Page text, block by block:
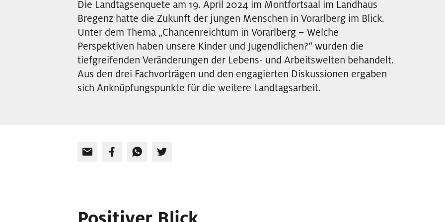
Die Landtagsenquete am 19. April 2024 im Montfortsaal im Landhaus
Bregenz hatte die Zukunft der jungen Menschen in Vorarlberg im Blick.
Unter dem Thema „Chancenreichtum in Vorarlberg – Welche
Perspektiven haben unsere Kinder und Jugendlichen?“ wurden die
tiefgreifenden Veränderungen der Lebens- und Arbeitswelten behandelt.
Aus den drei Fachvorträgen und den engagierten Diskussionen ergaben
sich Anknüpfungspunkte für die weitere Landtagsarbeit.